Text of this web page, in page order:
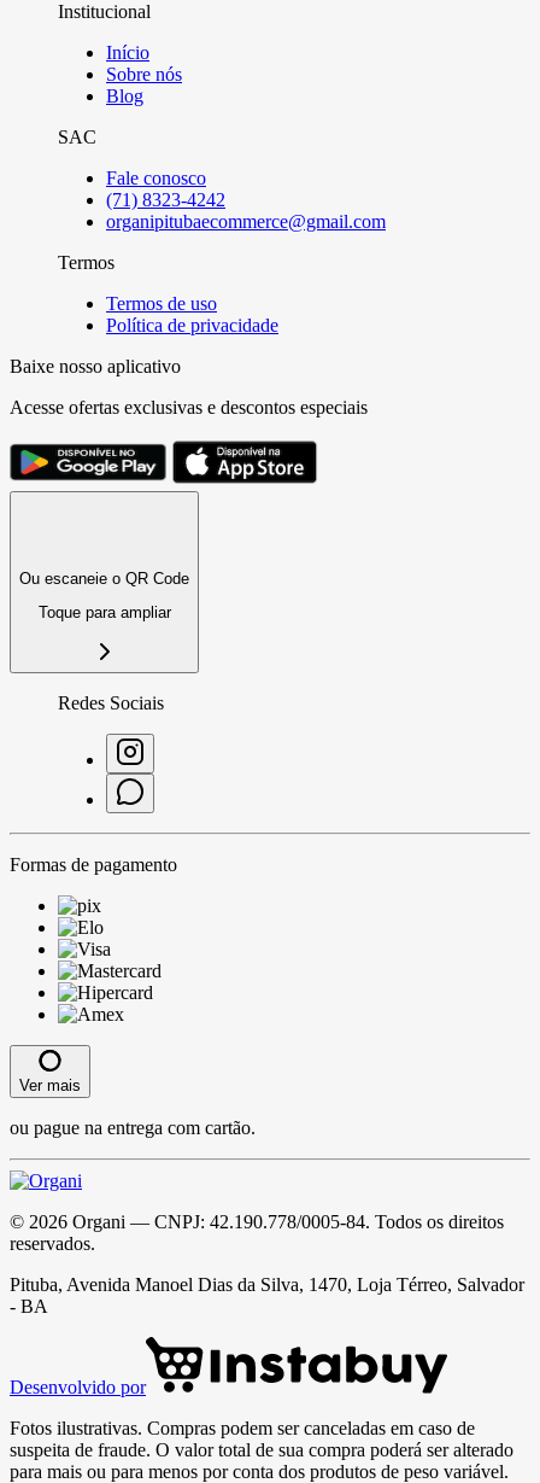
Institucional
Início
Sobre nós
Blog
SAC
Fale conosco
(71) 8323-4242
organipitubaecommerce@gmail.com
Termos
Termos de uso
Política de privacidade
Baixe nosso aplicativo
Acesse ofertas exclusivas e descontos especiais
Ou escaneie o QR Code
Toque para ampliar
Redes Sociais
Formas de pagamento
Ver mais
ou pague na entrega com cartão.
© 2026 Organi — CNPJ: 42.190.778/0005-84. Todos os direitos
reservados.
Pituba, Avenida Manoel Dias da Silva, 1470, Loja Térreo, Salvador
- BA
Desenvolvido por
Fotos ilustrativas. Compras podem ser canceladas em caso de
suspeita de fraude. O valor total de sua compra poderá ser alterado
para mais ou para menos por conta dos produtos de peso variável.